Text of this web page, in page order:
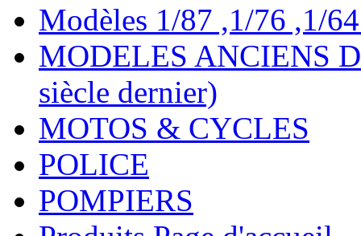
Modèles 1/87 ,1/76 ,1/
MODELES ANCIENS
siècle dernier)
MOTOS & CYCLES
POLICE
POMPIERS